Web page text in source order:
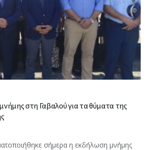
στη Γαβαλού για τα θύματα της
σήμερα η εκδήλωση μνήμης